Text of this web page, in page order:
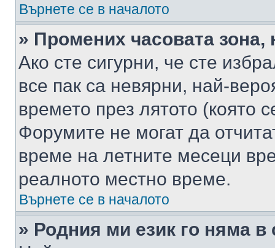
Върнете се в началото
» Промених часовата
Ако сте сигурни, че сте
все пак са невярни, най-
времето през лятото (която
Форумите не могат да
време на летните месеци
реалното местно време.
Върнете се в началото
» Родния ми език го няма в